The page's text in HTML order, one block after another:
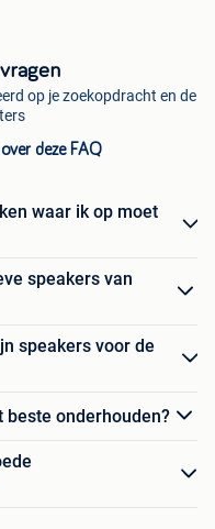
op je zoekopdracht en de
deze FAQ
waar ik op moet
speakers van
speakers voor de
beste onderhouden?